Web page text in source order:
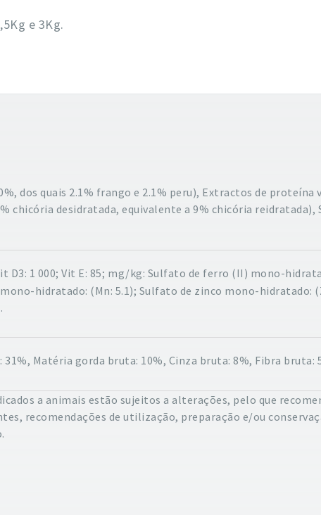
e 3Kg.
dos quais 2.1% frango e 2.1% peru), Extractos de
chicória desidratada, equivalente a 9% chicória reidratada),
D3: 1 000; Vit E: 85; mg/kg: Sulfato de ferro (II) mono-
hidratado: (Mn: 5.1); Sulfato de zinco mono-hidratado:
Matéria gorda bruta: 10%, Cinza bruta: 8%, Fibra bruta:
a animais estão sujeitos a alterações, pelo que
recomendações de utilização, preparação e/ou